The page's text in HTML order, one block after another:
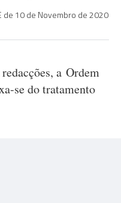
de 10 de Novembro de 2020
a Ordem
se do tratamento